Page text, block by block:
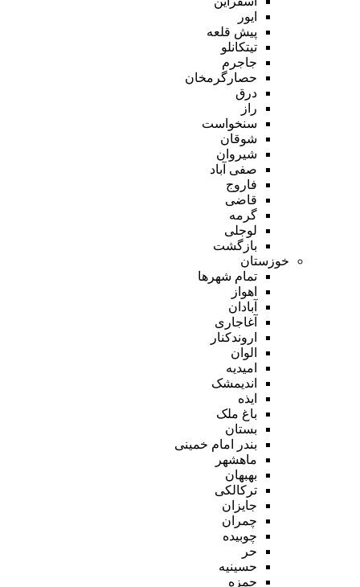
ایور
پیش قلعه
تیتکانلو
جاجرم
حصارگرمخان
درق
راز
سنخواست
شوقان
شیروان
صفی آباد
فاروج
قاضی
گرمه
لوجلی
بازگشت
خوزستان
تمام شهر‌ها
اهواز
آبادان
آغاجاری
اروندکنار
الوان
امیدیه
اندیمشک
ایذه
باغ ملک
بستان
بندر امام خمینی
ماهشهر
بهبهان
ترکالکی
جایزان
چمران
چوبیده
حر
حسینیه
حمزه